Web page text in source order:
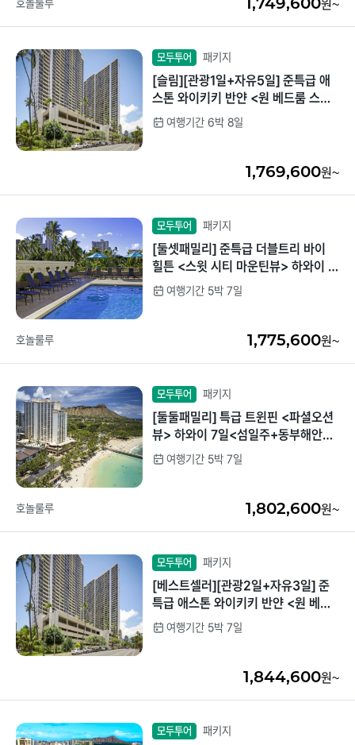
호놀룰루 원~
모두투어 패키지
[슬림][관광1일+자유5일] 준특급 애
스톤 와이키키 반얀 <원 베드룸 스탠
다드> 하와이 8일 <4인 전용>
여행기간 6박 8일
1,769,600원~
모두투어 패키지
[둘셋패밀리] 준특급 더블트리 바이
힐튼 <스윗 시티 마운틴뷰> 하와이 7
일<섬일주+동부해안관광>
여행기간 5박 7일
호놀룰루 1,775,600원~
모두투어 패키지
[둘둘패밀리] 특급 트윈핀 <파셜오션
뷰> 하와이 7일<섬일주+동부해안관
광>여행기간 5박 7일
호놀룰루 1,802,600원~
모두투어 패키지
[베스트셀러][관광2일+자유3일] 준
특급 애스톤 와이키키 반얀 <원 베드
룸 스탠다드> 하와이 7일 <4인 전용
>
여행기간 5박 7일
1,844,600원~
모두투어 패키지